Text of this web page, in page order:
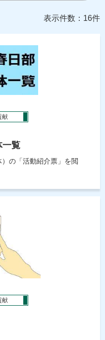
表示件数：16件
献
覧
の「活動紹介票」を閲
献